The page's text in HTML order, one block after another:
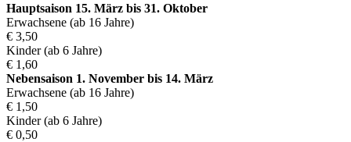
Hauptsaison 15. März bis 31. Oktober
Erwachsene (ab 16 Jahre)
€ 3,50
Kinder (ab 6 Jahre)
€ 1,60
Nebensaison 1. November bis 14. März
Erwachsene (ab 16 Jahre)
€ 1,50
Kinder (ab 6 Jahre)
€ 0,50